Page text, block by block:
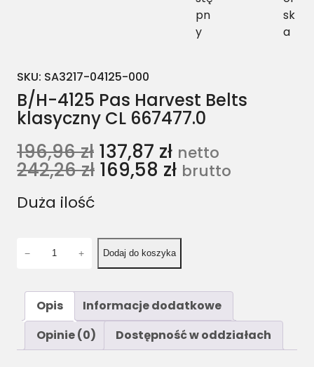
pn
y
sk
a
SKU: SA3217-04125-000
B/H-4125 Pas Harvest Belts
klasyczny CL 667477.0
196,96zł 137,87 zł netto
242,26zł 169,58 zł brutto
Duża ilość
/
− + Dodaj do koszyka
Opis
Informacje dodatkowe
Opinie (0)
Dostępność w oddziałach